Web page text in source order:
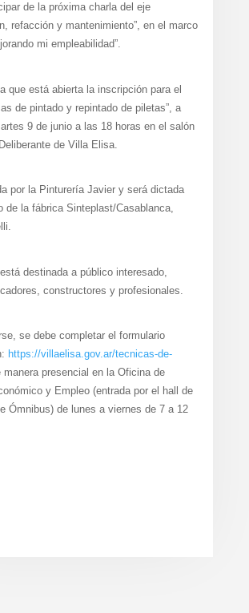
de la próxima charla del eje
refacción y mantenimiento”, en el marco
mi empleabilidad”.
que está abierta la inscripción para el
de pintado y repintado de piletas”, a
9 de junio a las 18 horas en el salón
de Villa Elisa.
por la Pinturería Javier y será dictada
de la fábrica Sinteplast/Casablanca,
destinada a público interesado,
constructores y profesionales.
se debe completar el formulario
https://villaelisa.gov.ar/tecnicas-de-
presencial en la Oficina de
y Empleo (entrada por el hall de
Ómnibus) de lunes a viernes de 7 a 12